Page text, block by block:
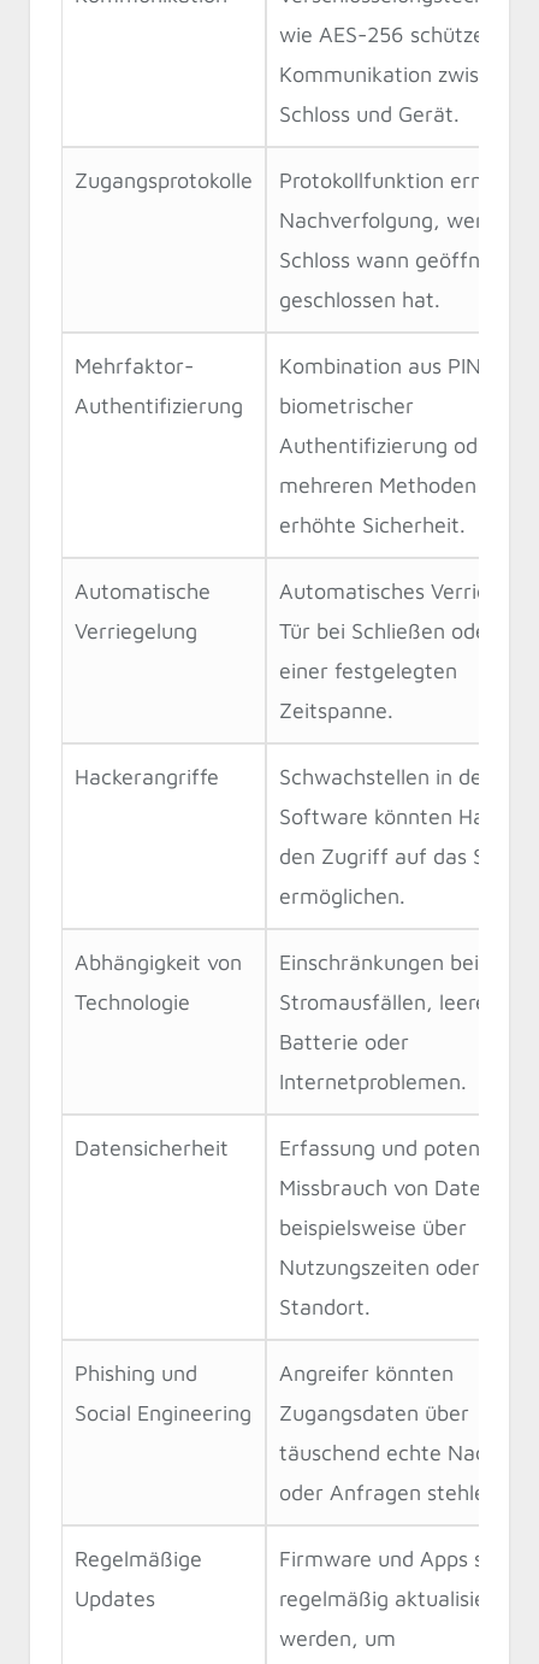
wie AES-256 schützen die
Kommunikation zwischen
Schloss und Gerät.
Zugangsprotokolle
Protokollfunktion
Nachverfolgung, wer das
Schloss wann geöffnet
geschlossen hat.
Mehrfaktor-
Authentifizierung
Kombination aus PIN-
biometrischer
Authentifizierung oder
mehreren Methoden für
erhöhte Sicherheit.
Automatische
Verriegelung
Automatisches Verriegeln
Tür bei Schließen oder
einer festgelegten
Zeitspanne.
Hackerangriffe
Schwachstellen in der
Software könnten Hackern
den Zugriff auf das
ermöglichen.
Abhängigkeit von
Technologie
Einschränkungen bei
Stromausfällen, leerer
Batterie oder
Internetproblemen.
Datensicherheit
Erfassung und potenzieller
Missbrauch von Daten,
beispielsweise über
Nutzungszeiten oder
Standort.
Phishing und
Social Engineering
Angreifer könnten
Zugangsdaten über
täuschend echte
oder Anfragen stehlen.
Regelmäßige
Updates
Firmware und Apps sollten
regelmäßig aktualisiert
werden, um